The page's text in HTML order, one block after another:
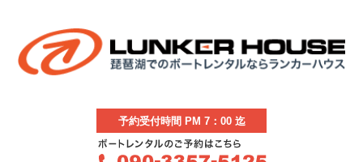
予約受付時間 PM 7：00 迄